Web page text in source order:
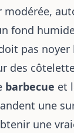
modérée,
fond
pas noyer
des
barbecue et
une
une